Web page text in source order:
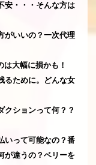
安・・・そんな方は
がいいの？一次代理
大幅に損かも！
るために。どんな女
クションって何？？
いって可能なの？番
が違うの？ベリーを